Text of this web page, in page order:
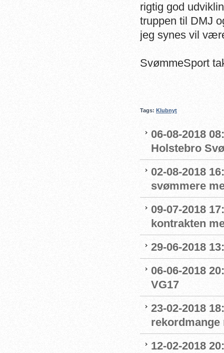
rigtig god
truppen til DMJ
jeg synes vil
SvømmeSport
Tags: Klubnyt
06-08-2018
Holstebro
02-08-2018
svømmere
09-07-2018
kontrakten
29-06-2018
06-06-2018
VG17
23-02-2018
rekordmange
12-02-2018